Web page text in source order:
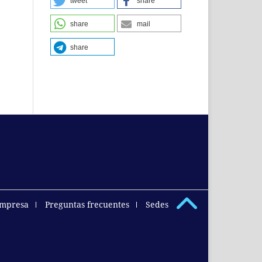
share mail
share
Preguntas frecuentes Sedes